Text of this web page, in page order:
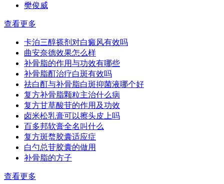
樊俊威
查看更多
卡泊三醇搽剂对白癜风有效吗
曲安奈德效果怎么样
补骨脂的作用与功效有哪些
补骨脂酊治疗白斑有效吗
祛白酊与补骨脂白斑抑菌液哪个好
复方补骨脂颗粒主治什么病
复方甘草酸苷的作用及功效
卤米松乳膏可以擦头皮上吗
百多邦软膏全名叫什么
复方斑蝥胶囊适应症
白勺总苷胶囊的做用
补骨脂的方子
查看更多